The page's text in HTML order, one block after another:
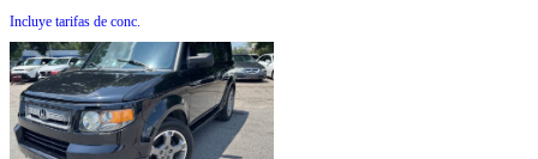
Incluye tarifas de conc.